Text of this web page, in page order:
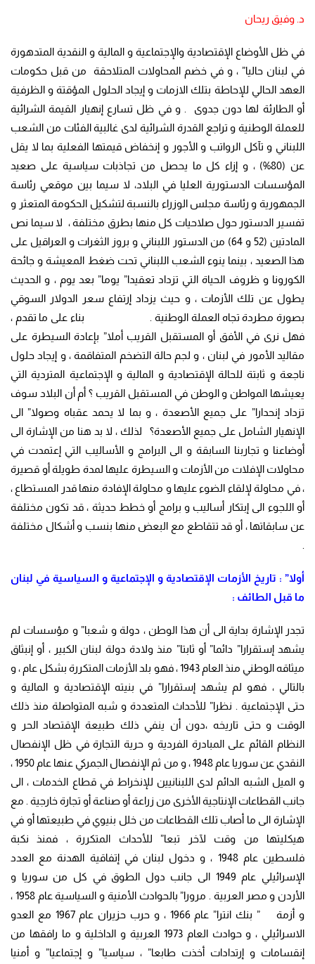
د. وفيق ريحان
في ظل الأوضاع الإقتصادية والإجتماعية و المالية و النقدية المتدهورة
في لبنان حاليا” ، و في خضم المحاولات المتلاحقة من قبل حكومات
العهد الحالي للإحاطة بتلك الازمات و إيجاد الحلول المؤقتة و الظرفية
أو الطارئة لها دون جدوى . و في ظل تسارع إنهيار القيمة الشرائية
للعملة الوطنية و تراجع القدرة الشرائية لدى غالبية الفئات من الشعب
اللبناني و تآكل الرواتب و الأجور و إنخفاض قيمتها الفعلية بما لا يقل
عن (80%) ، و إزاء كل ما يحصل من تجاذبات سياسية على صعيد
المؤسسات الدستورية العليا في البلاد، لا سيما بين موقعي رئاسة
الجمهورية و رئاسة مجلس الوزراء بالنسبة لتشكيل الحكومة المتعثر و
تفسير الدستور حول صلاحيات كل منها بطرق مختلفة ، لا سيما نص
المادتين (52 و 64) من الدستور اللبناني و بروز الثغرات و العراقيل على
هذا الصعيد ، بينما ينوء الشعب اللبناني تحت ضغط المعيشة و جائحة
الكورونا و ظروف الحياة التي تزداد تعقيدا” يوما” بعد يوم ، و الحديث
يطول عن تلك الأزمات ، و حيث يزداد إرتفاع سعر الدولار السوقي
بصورة مطردة تجاه العملة الوطنية . بناء على ما تقدم ،
فهل نرى في الأفق أو المستقبل القريب أملا” بإعادة السيطرة على
مقاليد الأمور في لبنان ، و لجم حالة التضخم المتفاقمة ، و إيجاد حلول
ناجعة و ثابتة للحالة الإقتصادية و المالية و الإجتماعية المتردية التي
يعيشها المواطن و الوطن في المستقبل القريب ؟ أم أن البلاد سوف
تزداد إنحدارا” على جميع الأصعدة ، و بما لا يحمد عقباه وصولا” الى
الإنهيار الشامل على جميع الأصعدة؟ لذلك ، لا بد هنا من الإشارة الى
أوضاعنا و تجاربنا السابقة و الى البرامج و الأساليب التي إعتمدت في
محاولات الإفلات من الأزمات و السيطرة عليها لمدة طويلة أو قصيرة
، في محاولة لإلقاء الضوء عليها و محاولة الإفادة منها قدر المستطاع ،
أو اللجوء الى إبتكار أساليب و برامج أو خطط حديثة ، قد تكون مختلفة
عن سابقاتها ، أو قد تتقاطع مع البعض منها بنسب و أشكال مختلفة
أولا” : تاريخ الأزمات الإقتصادية و الإجتماعية و السياسية في لبنان
ما قبل الطائف :
تجدر الإشارة بداية الى أن هذا الوطن ، دولة و شعبا” و مؤسسات لم
يشهد إستقرارا” دائما” أو ثابتا” منذ ولادة دولة لبنان الكبير ، أو إنبثاق
ميثاقه الوطني منذ العام 1943 ، فهو بلد الأزمات المتكررة بشكل عام ، و
بالتالي ، فهو لم يشهد إستقرارا” في بنيته الإقتصادية و المالية و
حتى الإجتماعية . نظرا” للأحداث المتعددة و شبه المتواصلة منذ ذلك
الوقت و حتى تاريخه ،دون أن ينفي ذلك طبيعة الإقتصاد الحر و
النظام القائم على المبادرة الفردية و حرية التجارة في ظل الإنفصال
النقدي عن سوريا عام 1948 ، و من ثم الإنفصال الجمركي عنها عام 1950 ،
و الميل الشبه الدائم لدى اللبنانيين للإنخراط في قطاع الخدمات ، الى
جانب القطاعات الإنتاجية الأخرى من زراعة أو صناعة أو تجارة خارجية . مع
الإشارة الى ما أصاب تلك القطاعات من خلل بنيوي في طبيعتها أو في
هيكليتها من وقت لآخر تبعا” للأحداث المتكررة ، فمنذ نكبة
فلسطين عام 1948 ، و دخول لبنان في إتفاقية الهدنة مع العدد
الإسرائيلي عام 1949 الى جانب دول الطوق في كل من سوريا و
الأردن و مصر العربية . مرورا” بالحوادث الأمنية و السياسية عام 1958 ،
و أزمة ” بنك انترا” عام 1966 ، و حرب حزيران عام 1967 مع العدو
الاسرائيلي ، و حوادث العام 1973 العربية و الداخلية و ما رافقها من
إنقسامات و إرتدادات أخذت طابعا” ، سياسيا” و إجتماعيا” و أمنيا